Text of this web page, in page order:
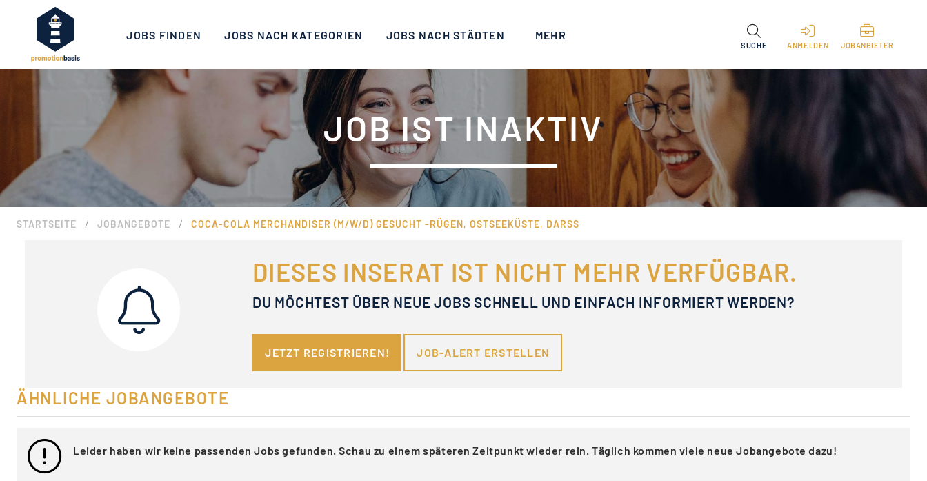
JOBS FINDEN JOBS NACH KATEGORIEN JOBS NACH STÄDTEN MEHR
SUCHE ANMELDEN JOBANBIETER
JOB IST INAKTIV
STARTSEITE / JOBANGEBOTE / COCA-COLA MERCHANDISER (M/W/D) GESUCHT -RÜGEN, OSTSEEKÜSTE, DARSS
DIESES INSERAT IST NICHT MEHR VERFÜGBAR.
DU MÖCHTEST ÜBER NEUE JOBS SCHNELL UND EINFACH INFORMIERT WERDEN?
JETZT REGISTRIEREN! JOB-ALERT ERSTELLEN
ÄHNLICHE JOBANGEBOTE
Leider haben wir keine passenden Jobs gefunden. Schau zu einem späteren Zeitpunkt wieder rein. Täglich kommen viele neue Jobangebote dazu!